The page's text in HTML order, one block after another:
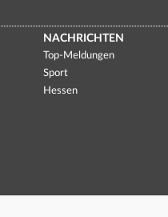
NACHRICHTEN
Top-Meldungen
Sport
Hessen